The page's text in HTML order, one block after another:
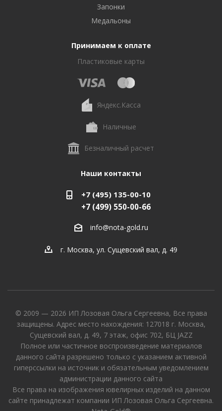
Запонки
Медальоны
Принимаем к оплате
Пластиковые карты
Яндекс.Касса
Наличные
Безналичный расчет
Наши контакты
+7 (495) 135-00-10
+7 (499) 550-00-66
info@nota-gold.ru
г. Москва, ул. Сущевский вал, д. 49
© 2009 — 2026 ИП Лозовая Ольга Сергеевна, Все права
защищены. Адрес место нахождения: 127018 г. Москва,
Сущевский вал, д. 49, 7 этаж, офис 702, БЦ JAZZ
Полное или частичное воспроизведение материалов
данного сайта разрешено только с указанием активной
гиперссылки на источник и обязательным уведомлением
администрации данного сайта
Все права на изображения ювелирных изделий на данном
сайте принадлежат компании ИП Лозовая Ольга Сергеевна.